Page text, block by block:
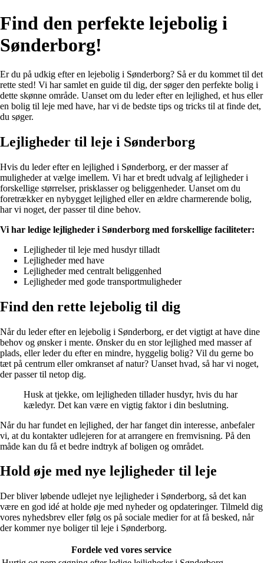
Find den perfekte lejebolig i
Sønderborg!
Er du på udkig efter en lejebolig i Sønderborg? Så er du kommet til det
rette sted! Vi har samlet en guide til dig, der søger den perfekte bolig i
dette skønne område. Uanset om du leder efter en lejlighed, et hus eller
en bolig til leje med have, har vi de bedste tips og tricks til at finde det,
du søger.
Lejligheder til leje i Sønderborg
Hvis du leder efter en lejlighed i Sønderborg, er der masser af
muligheder at vælge imellem. Vi har et bredt udvalg af lejligheder i
forskellige størrelser, prisklasser og beliggenheder. Uanset om du
foretrækker en nybygget lejlighed eller en ældre charmerende bolig,
har vi noget, der passer til dine behov.
Vi har ledige lejligheder i Sønderborg med forskellige faciliteter:
Lejligheder til leje med husdyr tilladt
Lejligheder med have
Lejligheder med centralt beliggenhed
Lejligheder med gode transportmuligheder
Find den rette lejebolig til dig
Når du leder efter en lejebolig i Sønderborg, er det vigtigt at have dine
behov og ønsker i mente. Ønsker du en stor lejlighed med masser af
plads, eller leder du efter en mindre, hyggelig bolig? Vil du gerne bo
tæt på centrum eller omkranset af natur? Uanset hvad, så har vi noget,
der passer til netop dig.
Husk at tjekke, om lejligheden tillader husdyr, hvis du har
kæledyr. Det kan være en vigtig faktor i din beslutning.
Når du har fundet en lejlighed, der har fanget din interesse, anbefaler
vi, at du kontakter udlejeren for at arrangere en fremvisning. På den
måde kan du få et bedre indtryk af boligen og området.
Hold øje med nye lejligheder til leje
Der bliver løbende udlejet nye lejligheder i Sønderborg, så det kan
være en god idé at holde øje med nyheder og opdateringer. Tilmeld dig
vores nyhedsbrev eller følg os på sociale medier for at få besked, når
der kommer nye boliger til leje i Sønderborg.
Fordele ved vores service